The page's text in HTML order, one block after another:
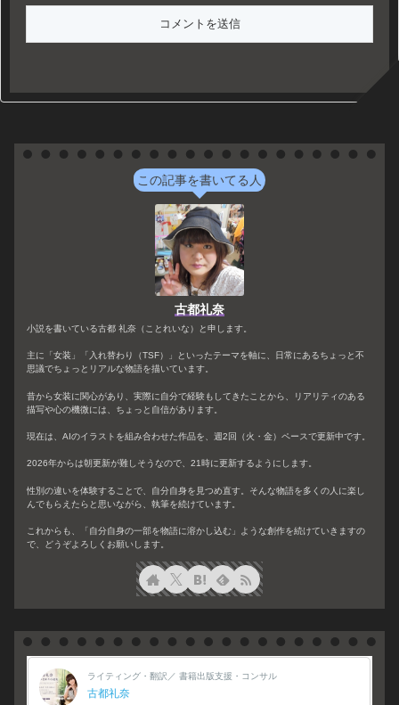
この記事を書いてる人
古都礼奈
小説を書いている古都 礼奈（ことれいな）と申します。
主に「女装」「入れ替わり（TSF）」といったテーマを軸に、日常にあるちょっと不
思議でちょっとリアルな物語を描いています。
昔から女装に関心があり、実際に自分で経験もしてきたことから、リアリティのある
描写や心の機微には、ちょっと自信があります。
現在は、AIのイラストを組み合わせた作品を、週2回（火・金）ペースで更新中です。
2026年からは朝更新が難しそうなので、21時に更新するようにします。
性別の違いを体験することで、自分自身を見つめ直す。そんな物語を多くの人に楽し
んでもらえたらと思いながら、執筆を続けています。
これからも、「自分自身の一部を物語に溶かし込む」ような創作を続けていきますの
で、どうぞよろしくお願いします。